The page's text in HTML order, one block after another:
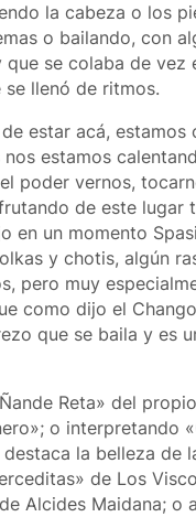
la cabeza o los
o bailando, con
se colaba de vez
llenó de ritmos.
estar acá, estamos
estamos
poder vernos,
de este lugar
en un momento
y chotis, algún
pero muy
como dijo el
que se baila y es
Reta» del
o interpretando
la belleza de
de Los
Alcides Maidana; o